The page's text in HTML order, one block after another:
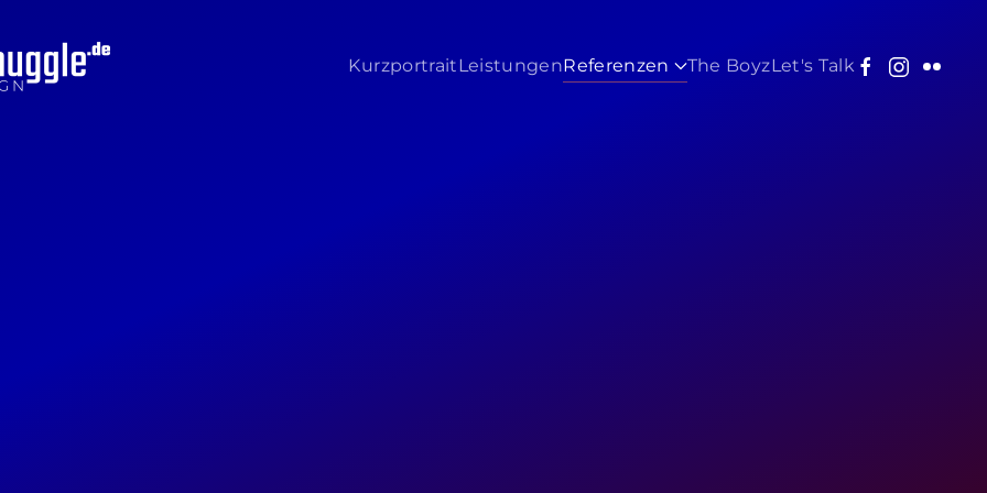
KurzportraitLeistungenReferenzen The BoyzLet's Talk